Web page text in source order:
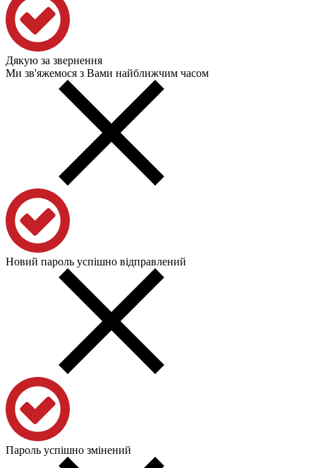
Дякую за звернення
Ми зв'яжемося з Вами найближчим часом
Новий пароль успішно відправлений
Пароль успішно змінений